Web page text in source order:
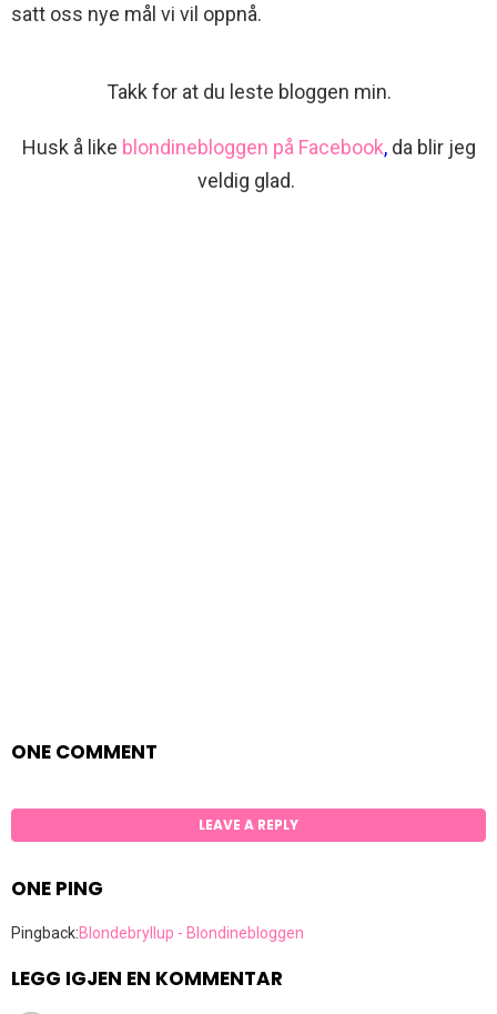
satt oss nye mål vi vil oppnå.
Takk for at du leste bloggen min.
Husk å like blondinebloggen på Facebook,da blir jeg
veldig glad.
ONE COMMENT
LEAVE A REPLY
ONE PING
Pingback:Blondebryllup - Blondinebloggen
LEGG IGJEN EN KOMMENTAR